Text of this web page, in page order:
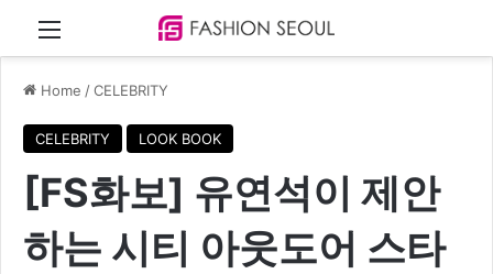
Home /CELEBRITY
CELEBRITY LOOK BOOK
[FS화보] 유연석이 제안
하는 시티 아웃도어 스타